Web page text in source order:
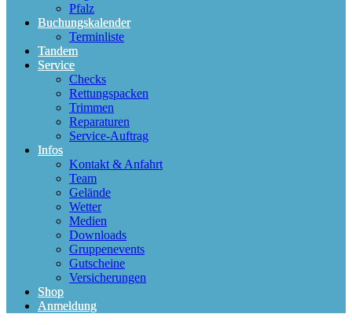
Pfalz
Buchungskalender
Terminliste
Tandem
Service
Checks
Rettungspacken
Trimmen
Reparaturen
Service-Auftrag
Infos
Kontakt & Anfahrt
Team
Gelände
Wetter
Medien
Downloads
Gruppenevents
Gutscheine
Versicherungen
Shop
Anmeldung